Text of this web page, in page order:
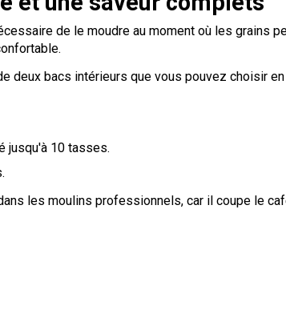
de le moudre au moment où les grains
deux bacs intérieurs que vous pouvez choisir
jusqu'à 10 tasses.
les moulins professionnels, car il coupe le